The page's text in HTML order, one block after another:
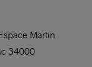
Martin
34000